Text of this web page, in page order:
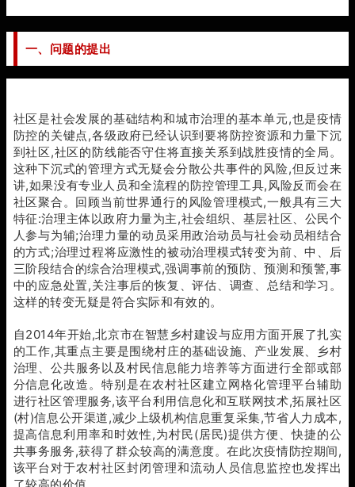
一、问题的提出
社区是社会发展的基础结构和城市治理的基本单元,也是疫情
防控的关键点,各级政府已经认识到要将防控资源和力量下沉
到社区,社区的防线能否守住将直接关系到战胜疫情的全局。
这种下沉式的管理方式无疑会分散公共事件的风险,但反过来
讲,如果没有专业人员和全流程的防控管理工具,风险反而会在
社区聚合。回顾当前世界通行的风险管理模式,一般具有三大
特征:治理主体以政府力量为主,社会组织、基层社区、公民个
人参与为辅;治理力量的动员采用政治动员与社会动员相结合
的方式;治理过程将应激性的被动治理模式转变为前、中、后
三阶段结合的综合治理模式,强调事前的预防、预测和预警,事
中的应急处置,关注事后的恢复、评估、调查、总结和学习。
这样的转变无疑是符合实际和有效的。
自2014年开始,北京市在智慧乡村建设与应用方面开展了扎实
的工作,其重点主要是围绕村庄的基础设施、产业发展、乡村
治理、公共服务以及村民信息能力培养等方面进行全部或部
分信息化改造。特别是在农村社区建立网格化管理平台辅助
进行社区管理服务,该平台利用信息化和互联网技术,拓展社区
(村)信息公开渠道,减少上级机构信息重复采集,节省人力成本,
提高信息利用率和时效性,为村民(居民)提供方便、快捷的公
共事务服务,获得了群众较高的满意度。在此次疫情防控期间,
该平台对于农村社区封闭管理和流动人员信息监控也发挥出
了较高的价值。